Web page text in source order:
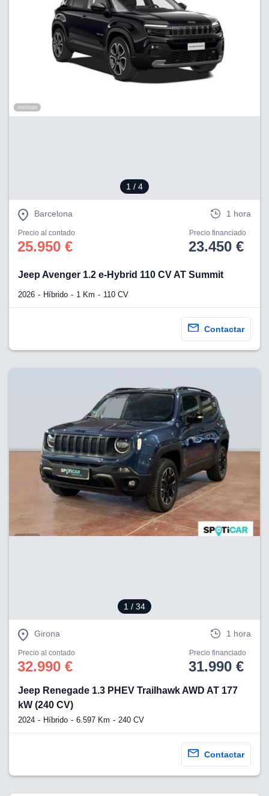
1 / 4
Barcelona 1 hora
Precio al contado
25.950 €
Precio financiado
23.450 €
Jeep Avenger 1.2 e-Hybrid 110 CV AT Summit
2026 Híbrido 1 Km 110 CV
Contactar
1 / 34
Girona 1 hora
Precio al contado
32.990 €
Precio financiado
31.990 €
Jeep Renegade 1.3 PHEV Trailhawk AWD AT 177
kW (240 CV)
2024 Híbrido 6.597 Km 240 CV
Contactar